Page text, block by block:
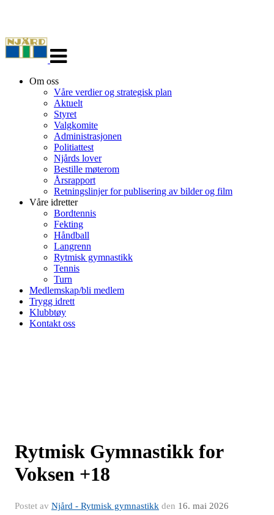
navigasjon
Om oss
Våre verdier og strategisk plan
Aktuelt
Styret
Valgkomite
Administrasjonen
Politiattest
Njårds lover
Bestille møterom
Årsrapport
Retningslinjer for publisering av bilder og film
Våre idretter
Bordtennis
Fekting
Håndball
Langrenn
Rytmisk gymnastikk
Tennis
Turn
Medlemskap/bli medlem
Trygg idrett
Klubbtøy
Kontakt oss
Rytmisk Gymnastikk for
Voksen +18
Postet av Njård - Rytmisk gymnastikk den 16. mai 2026